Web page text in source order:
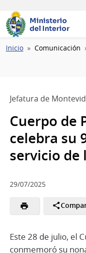
Ministerio
del Interior
Ruta
Inicio Comunicación
Jefatura de
Cuerpo de
celebra su
servicio de
29/07/2025
Este 28 de julio, el
conmemoró su